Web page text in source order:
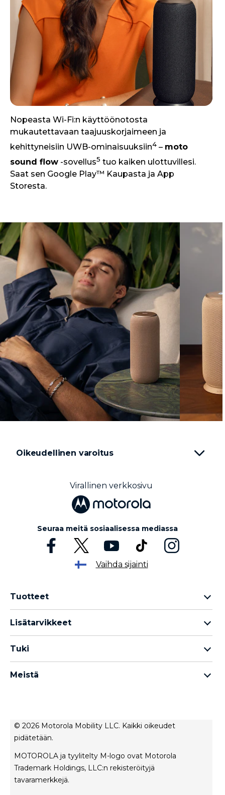
Nopeasta Wi-Fi:n käyttöönotosta
mukautettavaan taajuuskorjaimeen ja
kehittyneisiin UWB-ominaisuuksiin4 – moto
sound flow -sovellus5 tuo kaiken ulottuvillesi.
Saat sen Google Play™ Kaupasta ja App
Storesta.
Oikeudellinen varoitus
Virallinen verkkosivu
Seuraa meitä sosiaalisessa mediassa
Vaihda sijainti
Tuotteet
Motorola G -perhe
Thinkphone 25 by Motorola
Lisätarvikkeet
moto tag
Tuki
Korjauksen tila
Rescue- ja älyavustintyökalu
Meistä
Myyntiehdot
Käyttöehdot
Tietosuojakäytäntö
Innovaatio
Urat
© 2026 Motorola Mobility LLC. Kaikki oikeudet
pidätetään.
MOTOROLA ja tyylitelty M-logo ovat Motorola
Trademark Holdings, LLC:n rekisteröityjä
tavaramerkkejä.